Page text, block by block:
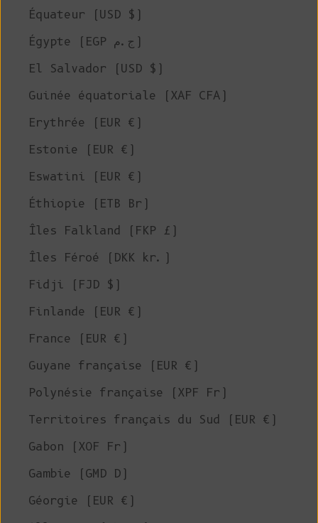
Équateur (USD $)
Égypte (EGP ج.م)
El Salvador (USD $)
Guinée équatoriale (XAF CFA)
Erythrée (EUR €)
Estonie (EUR €)
Eswatini (EUR €)
Éthiopie (ETB Br)
Îles Falkland (FKP £)
Îles Féroé (DKK kr.)
Fidji (FJD $)
Finlande (EUR €)
France (EUR €)
Guyane française (EUR €)
Polynésie française (XPF Fr)
Territoires français du Sud (EUR €)
Gabon (XOF Fr)
Gambie (GMD D)
Géorgie (EUR €)